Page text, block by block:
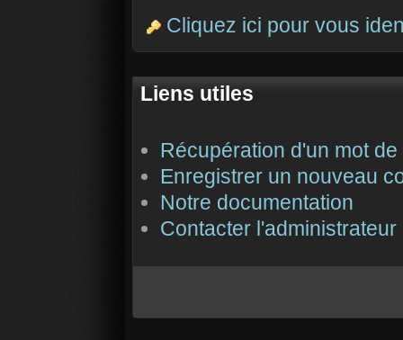
Cliquez ici pour vous
Liens utiles
Récupération d'un mot
Enregistrer un nouveau
Notre documentation
Contacter